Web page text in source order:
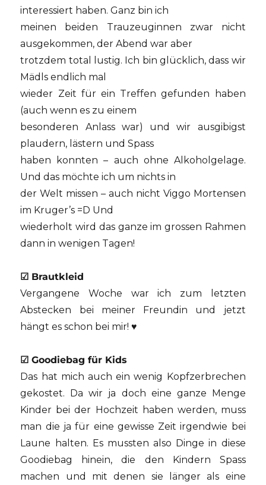
interessiert haben. Ganz bin ich
meinen beiden Trauzeuginnen zwar nicht
ausgekommen, der Abend war aber
trotzdem total lustig. Ich bin glücklich, dass wir
Mädls endlich mal
wieder Zeit für ein Treffen gefunden haben
(auch wenn es zu einem
besonderen Anlass war) und wir ausgibigst
plaudern, lästern und Spass
haben konnten – auch ohne Alkoholgelage.
Und das möchte ich um nichts in
der Welt missen – auch nicht Viggo Mortensen
im Kruger’s =D Und
wiederholt wird das ganze im grossen Rahmen
dann in wenigen Tagen!
☑ Brautkleid
Vergangene Woche war ich zum letzten
Abstecken bei meiner Freundin und jetzt
hängt es schon bei mir! ♥
☑ Goodiebag für Kids
Das hat mich auch ein wenig Kopfzerbrechen
gekostet. Da wir ja doch eine ganze Menge
Kinder bei der Hochzeit haben werden, muss
man die ja für eine gewisse Zeit irgendwie bei
Laune halten. Es mussten also Dinge in diese
Goodiebag hinein, die den Kindern Spass
machen und mit denen sie länger als eine